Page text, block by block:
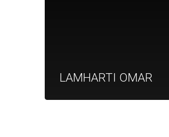
LAMHARTI OMAR